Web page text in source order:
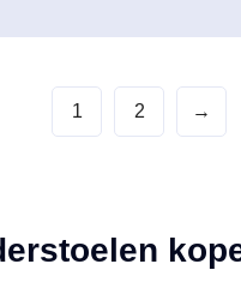
1 2 →